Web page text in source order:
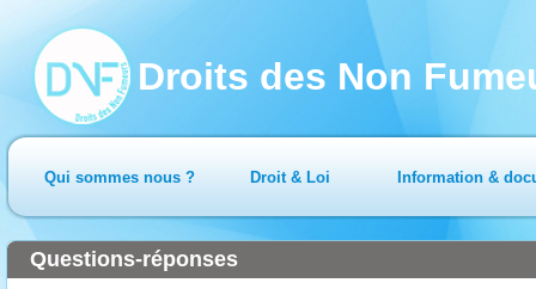
Droits des Non
Qui sommes nous ? Droit & Loi Information &
Questions-réponses